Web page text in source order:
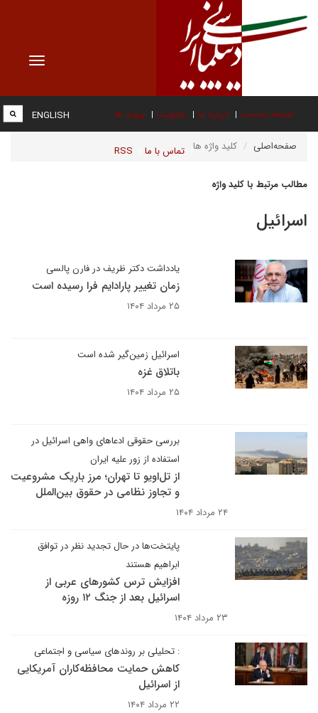
Toggle
صفحه نخست درباره ما عضویت پیوند ها
تماس با ما RSS
ENGLISH
صفحه‌اصلی کلید واژه ها
مطالب مرتبط با کلید واژه
اسرائیل
یادداشت دکتر ظریف در فارن پالسی
زمان تغییر پارادایم فرا رسیده است
۲۵ مرداد ۱۴۰۴
اسرائیل زمین‌گیر شده است
باتلاق غزه
۲۵ مرداد ۱۴۰۴
بررسی حقوقی ادعاهای واهی اسرائیل در
استفاده از زور علیه ایران
از تل‌اویو تا تهران؛ مرز باریک مشروعیت
و تجاوز نظامی در حقوق بین‌الملل
۲۴ مرداد ۱۴۰۴
پایتخت‌ها در حال تجدید نظر در توافق
ابراهیم هستند
افزایش ترس کشورهای عربی از
اسرائیل بعد از جنگ ۱۲ روزه
۲۳ مرداد ۱۴۰۴
: تحلیلی بر روندهای سیاسی و اجتماعی
کاهش حمایت محافظه‌کاران آمریکایی
از اسرائیل
۲۲ مرداد ۱۴۰۴